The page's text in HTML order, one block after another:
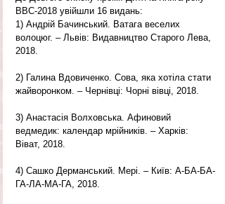
ВВС-2018 увійшли 16 видань:
1) Андрій Бачинський. Ватага веселих
волоцюг. – Львів: Видавництво Старого Лева,
2018.
2) Галина Вдовиченко. Сова, яка хотіла стати
жайворонком. – Чернівці: Чорні вівці, 2018.
3) Анастасія Волховська. Афиновий
ведмедик: календар мрійників. – Харків:
Віват, 2018.
4) Сашко Дерманський. Мері. – Київ: А-БА-БА-
ГА-ЛА-МА-ГА, 2018.